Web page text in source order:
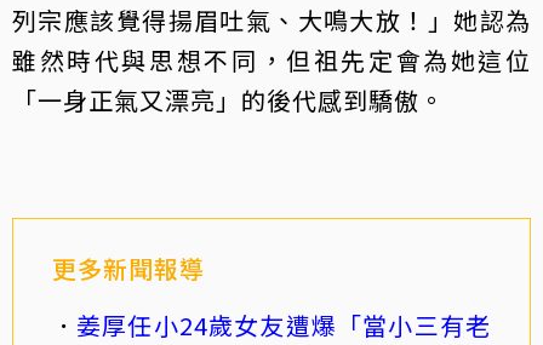
列宗應該覺得揚眉吐氣、大鳴大放！」她認為
雖然時代與思想不同，但祖先定會為她這位
「一身正氣又漂亮」的後代感到驕傲。
更多新聞報導
姜厚任小24歲女友遭爆「當小三有老